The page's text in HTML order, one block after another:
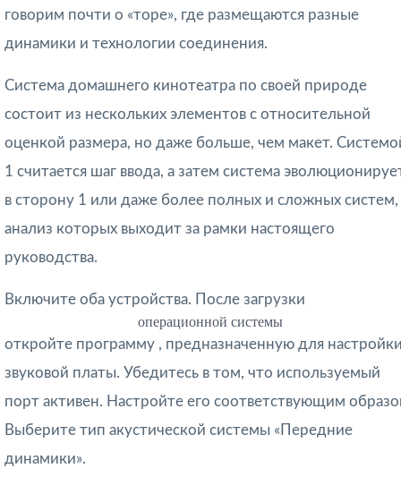
говорим почти о «торе», где размещаются разные
динамики и технологии соединения.
Система домашнего кинотеатра по своей природе
состоит из нескольких элементов с относительной
оценкой размера, но даже больше, чем макет.
1 считается шаг ввода, а затем система
в сторону 1 или даже более полных и сложных систем,
анализ которых выходит за рамки настоящего
руководства.
Включите оба устройства. После загрузки
операционной системы
откройте программу , предназначенную для
звуковой платы. Убедитесь в том, что используемый
порт активен. Настройте его соответствующим
Выберите тип акустической системы «Передние
динамики».